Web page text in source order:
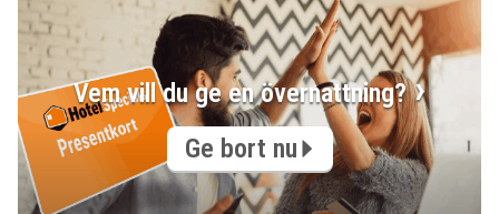
Vem vill du ge en övernattning?
Ge bort nu